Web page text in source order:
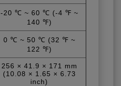
-20 ℃ ~ 60 ℃ (-4 ℉ ~
140 ℉)
0 ℃ ~ 50 ℃ (32 ℉ ~
122 ℉)
256 × 41.9 × 171 mm
(10.08 × 1.65 × 6.73
inch)